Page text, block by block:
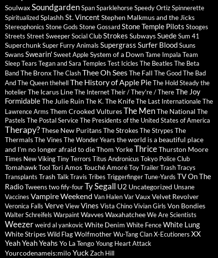
SoulwaxSoundgardenSpanSparklehorseSpeedy OrtizSpinnerette
SpiritualizedSplashh St. Vincent Stephen Malkmus and the Jicks
Stereophonics Stone Gods Stone GossardStone Temple Pilots Stooges
Streets Street Sweeper Social ClubStrokes SubwaysSuedeSum 41
SuperchunkSuper Furry Animals Supergrass Surfer BloodSuuns
SwansSwearin'Sweet AppleSystem of a Down Tame Impala Team
SleepTears Tegan and Sara Temples Test Icicles The Beatles The Beta
BandThe BronxThe ClashThee Oh SeesThe Fall The Good The Bad
And The QueenthehellThe History of Apple PieThe Hold Steadythe
hotelierThe Icarus LineThe InternetTheir / They're / ThereThe Joy
FormidableThe Julie Ruin The K. The KnifeThe Last InternationaleThe
Lawrence Arms Them Crooked VulturesThe MenThe National The
Pastels The Postal ServiceThe Presidents of the United States of America
Therapy?These New PuritansThe StrokesThe Strypes The
ThermalsThe Vines The Wonder Years the world is a beautiful place
and I'm no longer afraid to dieThom YorkeThriceThurston Moore
Times New VikingTiny Terrors Titus Andronicus Tokyo Police Club
TomahawkToolTori AmosTouché AmoréToyTrailer Trash Tracys
Transplants Trash TalkTravis Tribes TriggerfingerTune-Yards TV On The
RadioTweenstwo fify-fourTy Segall U2 Uncategorized Unsane
Vaccines Vampire Weekend Van HalenVarVauxVelvet Revolver
Veronica Falls VerveViewVines Vista ChinoVivian Girls Von Bondies
Walter Schreifels WarpaintWavvesWaxahatcheeWe Are Scientists
Weezerweird al yankovicWhite Denim White FenceWhite Lung
White StripesWild FlagWolfmotherWu-Tang ClanX-Ecutioners XX
Yeah Yeah Yeahs Yo La TengoYoung Heart Attack
Yourcodenameis:miloYuckZach Hill